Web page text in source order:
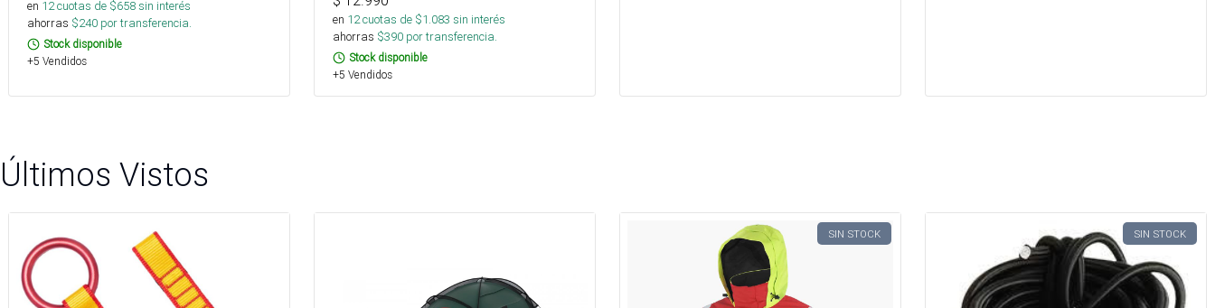
en 12cuotas de $658sin interés
ahorras $240 por transferencia.
Stock disponible
+5 Vendidos
en 12cuotas de $1.083 sin interés
ahorras $390 por transferencia.
Stock disponible
+5 Vendidos
Últimos Vistos
SIN STOCK SIN STOCK